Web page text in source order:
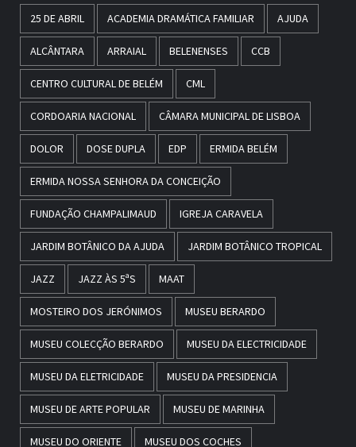
25 DE ABRIL ACADEMIA DRAMÁTICA FAMILIAR AJUDA
ALCÂNTARA ARRAIAL BELENENSES CCB
CENTRO CULTURAL DE BELÉM CML
CORDOARIA NACIONAL CÂMARA MUNICIPAL DE LISBOA
DOLOR DOSE DUPLA EDP ERMIDA BELÉM
ERMIDA NOSSA SENHORA DA CONCEIÇÃO
FUNDAÇÃO CHAMPALIMAUD IGREJA CARAVELA
JARDIM BOTÂNICO DA AJUDA JARDIM BOTÂNICO TROPICAL
JAZZ JAZZ ÀS 5ªS MAAT
MOSTEIRO DOS JERÓNIMOS MUSEU BERARDO
MUSEU COLECÇÃO BERARDO MUSEU DA ELECTRICIDADE
MUSEU DA ELETRICIDADE MUSEU DA PRESIDENCIA
MUSEU DE ARTE POPULAR MUSEU DE MARINHA
MUSEU DO ORIENTE MUSEU DOS COCHES